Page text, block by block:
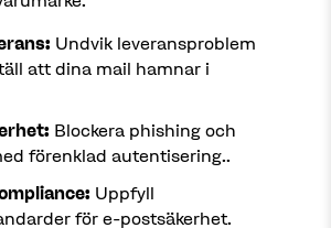
Undvik leveransproblem
att dina mail hamnar i
Blockera phishing och
förenklad autentisering..
Uppfyll
för e-postsäkerhet.